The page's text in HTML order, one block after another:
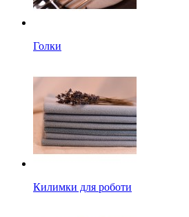
Голки
Килимки для роботи